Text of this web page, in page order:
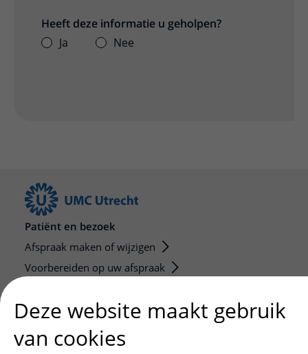
Heeft deze informatie u geholpen?
Ja
Nee
Patiënt en bezoek
Afspraak maken of wijzigen
Voorbereiden op uw afspraak
Opvragen kopie dossier
Deze website maakt gebruik
van cookies